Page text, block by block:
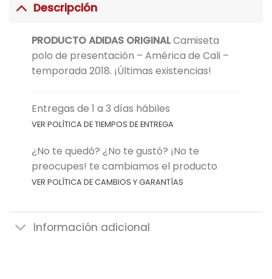
Descripción
PRODUCTO ADIDAS ORIGINALCamiseta
polo de presentación – América de Cali –
temporada 2018. ¡Últimas existencias!
Entregas de 1 a 3 días hábiles
VER POLÍTICA DE TIEMPOS DE ENTREGA
¿No te quedó? ¿No te gustó? ¡No te
preocupes! te cambiamos el producto
VER POLÍTICA DE CAMBIOS Y GARANTÍAS
Información adicional